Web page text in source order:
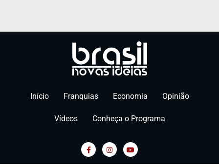
Início Franquias Economia Opinião
Vídeos Conheça o Programa